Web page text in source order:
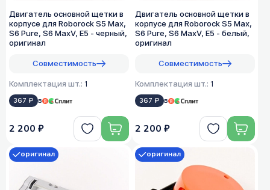
Двигатель основной щетки в
корпусе для Roborock S5 Max,
S6 Pure, S6 MaxV, E5 - черный,
оригинал
Совместимость
Комплектация шт.: 1
367 ₽ в
2 200 ₽
Двигатель основной щетки в
корпусе для Roborock S5 Max,
S6 Pure, S6 MaxV, E5 - белый,
оригинал
Совместимость
Комплектация шт.: 1
367 ₽ в
2 200 ₽
оригинал оригинал